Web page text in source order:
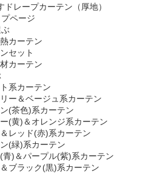
ドレープカーテン（厚地）
ページ
カーテン
セット
カーテン
系カーテン
ー＆ベージュ系カーテン
(茶色)系カーテン
(黄)＆オレンジ系カーテン
レッド(赤)系カーテン
(緑)系カーテン
青)＆パープル(紫)系カーテン
ブラック(黒)系カーテン